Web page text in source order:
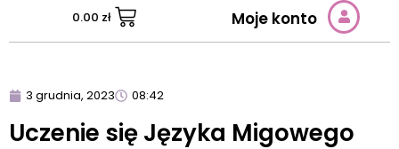
0.00 zł Moje konto
3 grudnia, 2023 08:42
Uczenie się Języka Migowego